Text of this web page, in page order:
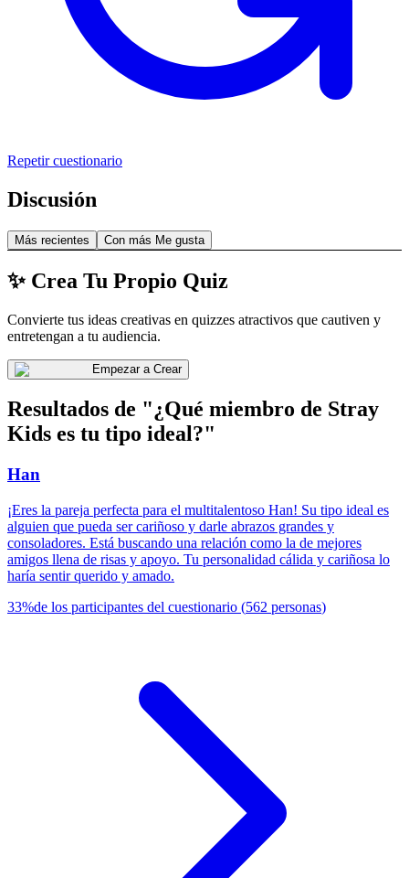
Repetir cuestionario
Discusión
Más recientes Con más Me gusta
✨ Crea Tu Propio Quiz
Convierte tus ideas creativas en quizzes atractivos que cautiven y
entretengan a tu audiencia.
Empezar a Crear
Resultados de "¿Qué miembro de Stray
Kids es tu tipo ideal?"
Han
¡Eres la pareja perfecta para el multitalentoso Han! Su tipo ideal es
alguien que pueda ser cariñoso y darle abrazos grandes y
consoladores. Está buscando una relación como la de mejores
amigos llena de risas y apoyo. Tu personalidad cálida y cariñosa lo
haría sentir querido y amado.
33%de los participantes del cuestionario (562 personas)